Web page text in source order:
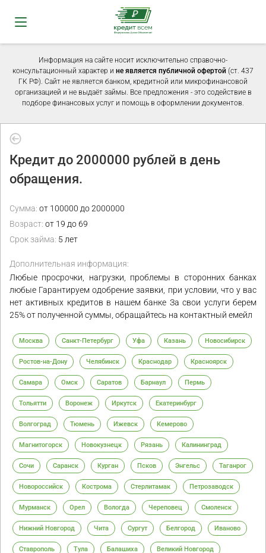
Информация на сайте носит исключительно справочно-
консультационный характер и не является публичной офертой (ст. 437
ГК РФ). Сайт не является банком, кредитной или микрофинансовой
организацией и не выдаёт займы. Все предложения - это содействие в
подборе финансовых услуг и помощь в оформлении документов.
Кредит до 2000000 рублей в день
обращения.
Сумма: от 100000 до 2000000
Возраст: от 19 до 69
Срок займа: 5 лет
Дополнительная информация:
Любые просрочки, нагрузки, проблемы в сторонних банках
любые Гарантируем одобрение заявки, при условии, что у вас
нет активных кредитов в нашем банке За свои услуги берем
25% от полученной суммы, обращайтесь на контактный емейл
Москва Санкт-Петербург Уфа Казань Новосибирск
Ростов-на-Дону Челябинск Краснодар Красноярск
Самара Омск Саратов Барнаул Пермь
Тольятти Воронеж Иркутск Екатеринбург
Волгоград Тюмень Ижевск Кемерово
Магнитогорск Новокузнецк Рязань Калининград
Сочи Саранск Курган Псков Энгельс Таганрог
Новороссийск Кострома Стерлитамак Петрозаводск
Мурманск Орел Вологда Череповец Смоленск
Нижний Новгород Чита Сургут Белгород Иваново
Ставрополь Тула Балашиха Великий Новгород